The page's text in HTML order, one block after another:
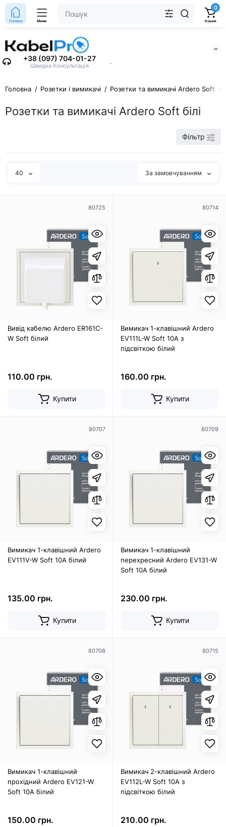
+38 (097) 704-01-27
Швидка Консультація
⌄
Головна Меню
0
Кошик
Головна Розетки і вимикачі Розетки та вимикачі Ardero Soft
Розетки та вимикачі Ardero Soft білі
Фільтр
40 За замовчуванням
80725
Вивід кабелю Ardero ER161C-
W Soft білий
110.00 грн.
Купити
80714
Вимикач 1-клавішний Ardero
EV111L-W Soft 10А з
підсвіткою білий
160.00 грн.
Купити
80707
Вимикач 1-клавішний Ardero
EV111V-W Soft 10А білий
135.00 грн.
Купити
80709
Вимикач 1-клавішний
перехресний Ardero EV131-W
Soft 10А білий
230.00 грн.
Купити
80708
Вимикач 1-клавішний
прохідний Ardero EV121-W
Soft 10А білий
150.00 грн.
80715
Вимикач 2-клавішний Ardero
EV112L-W Soft 10А з
підсвіткою білий
210.00 грн.